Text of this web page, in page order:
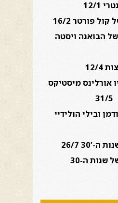
12/1
פורטר 16/2
הבואנה ויסטה
4
אורלינס מיסטיקס
31/5
ובילי הולידיי
30′ 26/7
שנות ה-30